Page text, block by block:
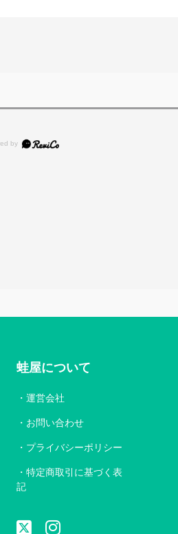
蛙屋について
運営会社
お問い合わせ
プライバシーポリシー
特定商取引に基づく表
記